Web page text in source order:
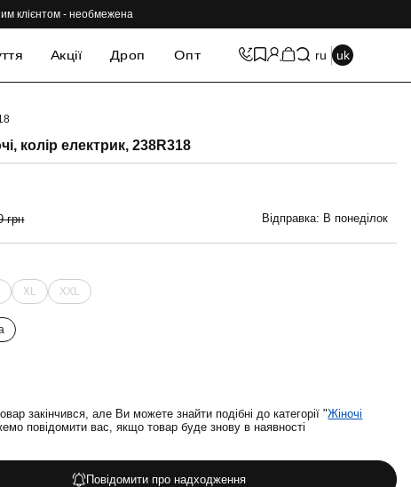
клієнтом - необмежена
Акції Дроп Опт ru uk
колір електрик, 238R318
грн Відправка: В понеділок
XL XXL
закінчився, але Ви можете знайти подібні до категорії "Жіночі
повідомити вас, якщо товар буде знову в наявності
Повідомити про надходження